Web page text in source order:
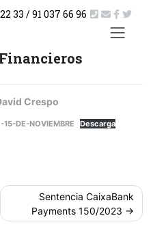
33 / 91 037 66 96
Crespo
DE-NOVIEMBRE Descarga
Sentencia CaixaBank
Payments 150/2023